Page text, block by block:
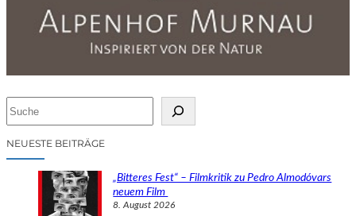
cNEUESTE BEITRÄGE
„Bitteres Fest“ – Filmkritik zu Pedro Almodóvars
neuem Film
8. August 2026